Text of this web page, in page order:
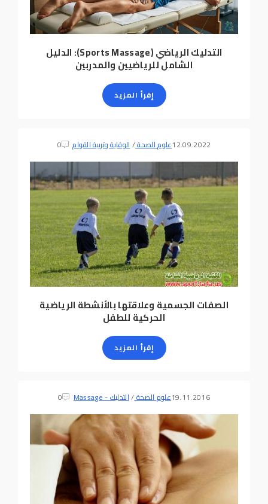
التدليك الرياضي (Sports Massage): الدليل
الشامل للرياضيين والمدربين
إقرأ المزيد
12.09.2022علوم الصحة/الوقاية وتربية القوام 0
الصفات الجسمية وعلاقتها بالأنشطة الرياضية
الحركية للطفل
إقرأ المزيد
19.11.2016علوم الصحة/التدليك - Massage 0